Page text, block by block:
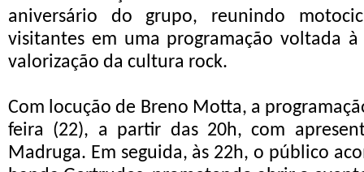
aniversário do grupo, reunindo
visitantes em uma programação voltada
valorização da cultura rock.
Com locução de Breno Motta, a
feira (22), a partir das 20h, com
Madruga. Em seguida, às 22h, o público